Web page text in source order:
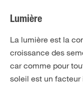
Lumière
La lumière est la
croissance des
car comme pour
soleil est un facteur